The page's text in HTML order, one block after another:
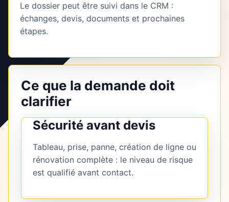
Le dossier peut être suivi dans le CRM :
échanges, devis, documents et prochaines
étapes.
Ce que la demande doit
clarifier
Sécurité avant devis
Tableau, prise, panne, création de ligne ou
rénovation complète : le niveau de risque
est qualifié avant contact.